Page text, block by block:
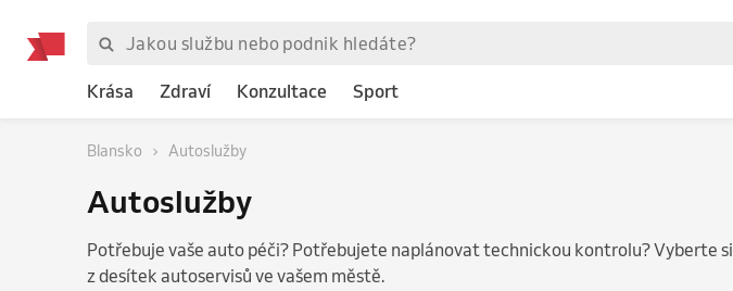
Krása Zdraví Konzultace Sport
Blansko Autoslužby
Autoslužby
Potřebuje vaše auto péči? Potřebujete naplánovat technickou kontrolu? Vyberte si
z desítek autoservisů ve vašem městě.